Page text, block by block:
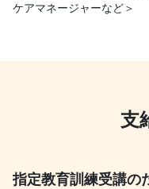
ケアマネージャーなど＞
支
指定教育訓練受講の